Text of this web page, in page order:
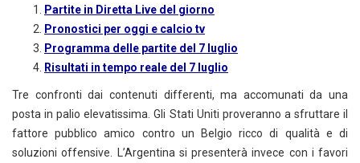
Partite in Diretta Live del giorno
Pronostici per oggi e calcio tv
Programma delle partite del 7 luglio
Risultati in tempo reale del 7 luglio
Tre confronti dai contenuti differenti, ma accomunati da una
posta in palio elevatissima. Gli Stati Uniti proveranno a sfruttare il
fattore pubblico amico contro un Belgio ricco di qualità e di
soluzioni offensive. L’Argentina si presenterà invece con i favori